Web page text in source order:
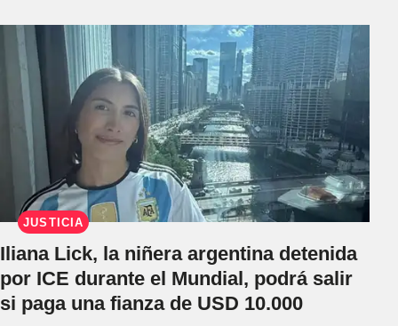
JUSTICIA
Iliana Lick, la niñera argentina detenida
por ICE durante el Mundial, podrá salir
si paga una fianza de USD 10.000